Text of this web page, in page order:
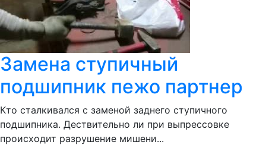
Замена ступичный
подшипник пежо партнер
Кто сталкивался с заменой заднего ступичного
подшипника. Дествительно ли при выпрессовке
происходит разрушение мишени...